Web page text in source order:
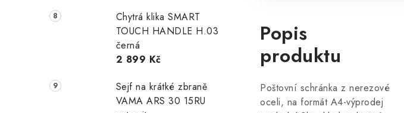
Chytrá klika SMART
TOUCH HANDLE H.03
černá
2 899 Kč
Sejf na krátké zbraně
VAMA ARS 30 15RU
Popis
produktu
Poštovní schránka z nerezové
oceli, na formát A4-výprodej